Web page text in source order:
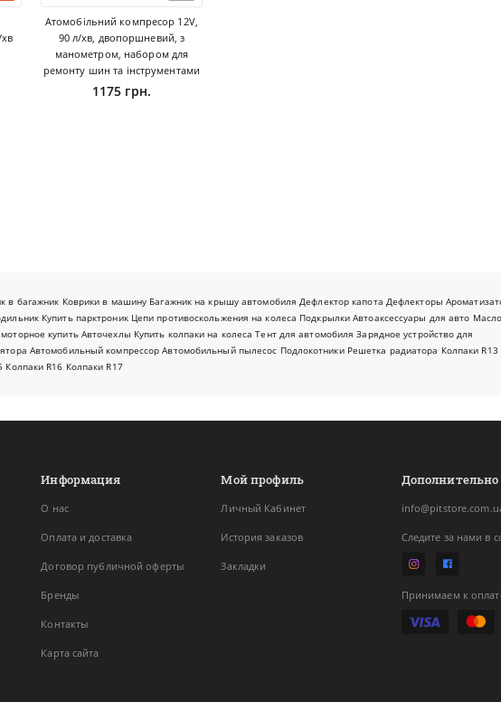
Атомобільний компресор 12V,
90 л/хв, двопоршневий, з
манометром, набором для
ремонту шин та інструментами
1175 грн.
в багажник Коврики в машину Багажник на крышу автомобиля Дефлектор капота Дефлекторы
Купить парктроник Цепи противоскольжения на колеса Подкрылки Автоаксессуары для авто Масло
купить Авточехлы Купить колпаки на колеса Тент для автомобиля Зарядное устройство для
Автомобильный компрессор Автомобильный пылесос Подлокотники Решетка радиатора Колпаки R13
Колпаки R16 Колпаки R17
Информация
О нас
Оплата и доставка
Договор публичной оферты
Бренды
Контакты
Карта сайта
Мой профиль
Личный Кабинет
История заказов
Закладки
Дополнительно
Следите за нами в
Принимаем к